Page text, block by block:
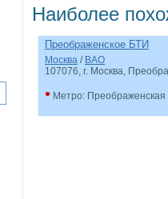
Наиболее
Преображенское БТИ
Москва / ВАО
107076, г. Москва,
• Метро: